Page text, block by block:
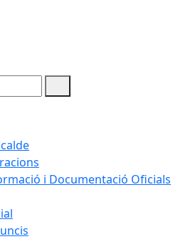
i Documentació Oficials